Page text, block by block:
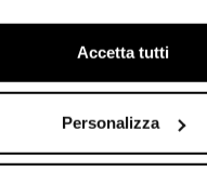
Accetta tutti
Personalizza